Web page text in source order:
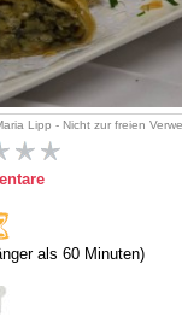
Lipp - Nicht zur freien
als 60 Minuten)